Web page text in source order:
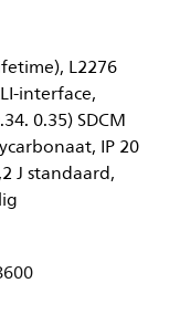
L2276
interface,
0.35) SDCM
IP 20
J standaard,